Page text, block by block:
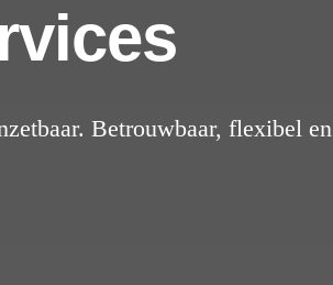
Betrouwbaar, flexibel en